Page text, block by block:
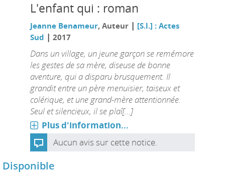
L'enfant qui : roman
Jeanne Benameur, Auteur | [S.l.] : Actes
Sud | 2017
Dans un village, un jeune garçon se remémore
les gestes de sa mère, diseuse de bonne
aventure, qui a disparu brusquement. Il
grandit entre un père menuisier, taiseux et
colérique, et une grand-mère attentionnée.
Seul et silencieux, il se plaî[...]
Plus d'information...
Aucun avis sur cette notice.
Disponible